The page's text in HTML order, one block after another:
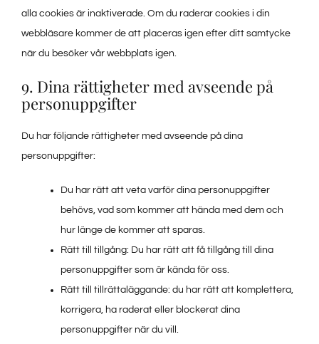
alla cookies är inaktiverade. Om du raderar cookies i din
webbläsare kommer de att placeras igen efter ditt samtycke
när du besöker vår webbplats igen.
9. Dina rättigheter med avseende på
personuppgifter
Du har följande rättigheter med avseende på dina
personuppgifter:
Du har rätt att veta varför dina personuppgifter
behövs, vad som kommer att hända med dem och
hur länge de kommer att sparas.
Rätt till tillgång: Du har rätt att få tillgång till dina
personuppgifter som är kända för oss.
Rätt till tillrättaläggande: du har rätt att komplettera,
korrigera, ha raderat eller blockerat dina
personuppgifter när du vill.